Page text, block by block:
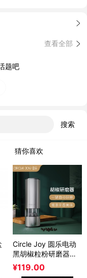
查看全部
题吧
搜索
猜你喜欢
Circle Joy 圆乐电动
黑胡椒粒粉研磨器不
锈钢家用海盐芝麻磨
碾粉
¥119.00